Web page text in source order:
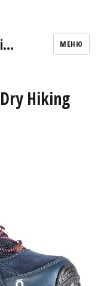
МЕНЮ
Hiking